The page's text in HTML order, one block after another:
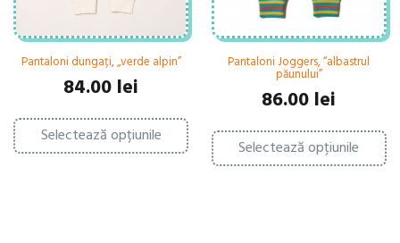
Pantaloni dungați, „verde alpin”
84.00 lei
Selectează opțiunile
Acest
produs
are
Pantaloni Joggers, “albastrul
păunului”
86.00 lei
Selectează opțiunile